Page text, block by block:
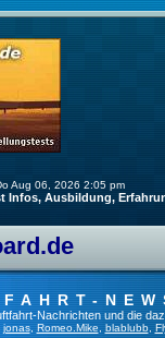
Aug 06, 2026 2:05 pm
Infos, Ausbildung,
Nachrichten und die
jonas, Romeo.Mike blablubb,